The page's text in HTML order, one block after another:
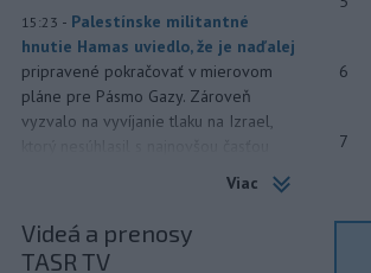
15:23 - Palestínske militantné
hnutie Hamas uviedlo, že je naďalej
pripravené pokračovať v mierovom
pláne pre Pásmo Gazy. Zároveň
vyzvalo na vyvíjanie tlaku na Izrael,
útokoch podľa prezidenta
Volodymyra
Viac
Videá a prenosy
TASR TV
6
7